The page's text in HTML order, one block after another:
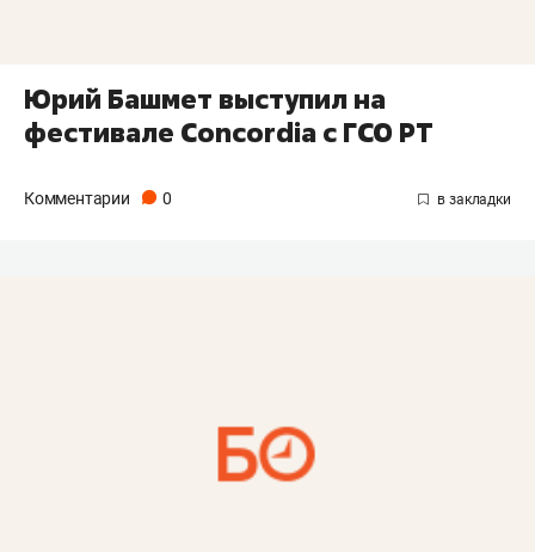
Юрий Башмет выступил на
фестивале Concordia с ГСО РТ
Комментарии 0